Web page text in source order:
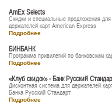
AmEx Selects
Скидки и специальные предложения для
держателей карт American Express
Подробнее
БИНБАНК
Программа привилегий по банковским
Подробнее
«Клуб скидок» - Банк Русский
Дисконтная система для держателей
Банка Русский Стандарт
Подробнее